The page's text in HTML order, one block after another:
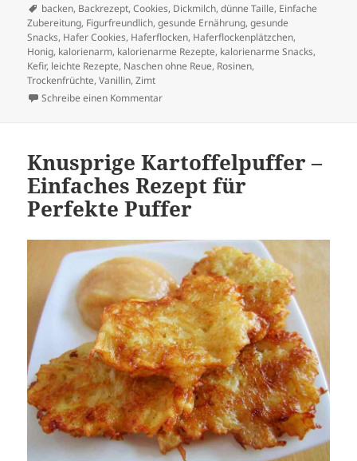
Schlagwörter
backen, Backrezept,Cookies, Dickmilch,dünne Taille, Einfache
Zubereitung, Figurfreundlich,gesunde Ernährung,gesunde
Snacks, Hafer Cookies, Haferflocken, Haferflockenplätzchen,
Honig, kalorienarm, kalorienarme Rezepte, kalorienarme Snacks,
Kefir, leichte Rezepte, Naschen ohne Reue, Rosinen,
Trockenfrüchte,Vanillin,Zimt
Schreibe einen Kommentarzu Hafer Cookies für die Dünne Taille
Knusprige Kartoffelpuffer –
Einfaches Rezept für
Perfekte Puffer